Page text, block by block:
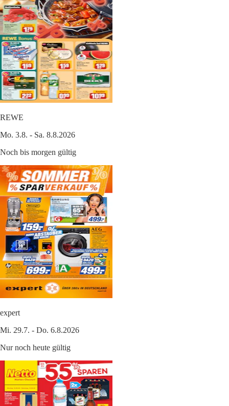
REWE
Mo. 3.8. - Sa. 8.8.2026
Noch bis morgen gültig
expert
Mi. 29.7. - Do. 6.8.2026
Nur noch heute gültig